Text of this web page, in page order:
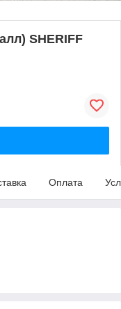
SHERIFF
Оплата